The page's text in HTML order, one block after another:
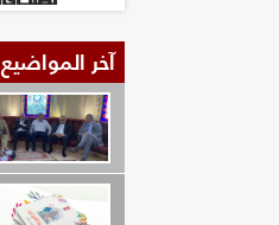
آخر المواضيع